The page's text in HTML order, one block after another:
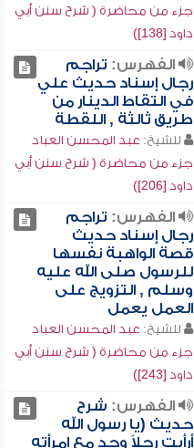
جزء من محاضرة ( شرح سنن أبي
داود [138])
الفهرس: تراجم
رجال إسناد حديث علي
في التقاط الدينار من
طريق ثالثة , اللقطة
للشيخ: عبد المحسن العباد
جزء من محاضرة ( شرح سنن أبي
داود [206])
الفهرس: تراجم
رجال إسناد حديث
قصة الواهبة نفسها
للرسول صلى الله عليه
وسلم , التزويج على
العمل يعمل
للشيخ: عبد المحسن العباد
جزء من محاضرة ( شرح سنن أبي
داود [243])
الفهرس: شرح
حديث (يا رسول الله
أرأيت رجلاً وجد مع امرأته